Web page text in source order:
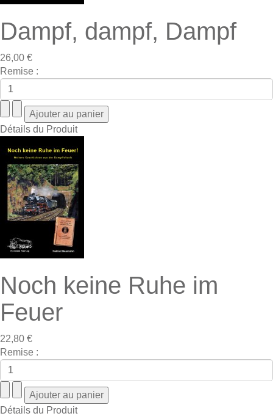
Dampf, dampf, Dampf
26,00 €
Remise :
Détails du Produit
Noch keine Ruhe im
Feuer
22,80 €
Remise :
Détails du Produit